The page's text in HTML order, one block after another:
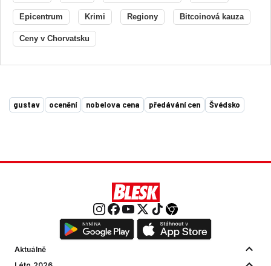
Epicentrum Krimi Regiony Bitcoinová kauza
Ceny v Chorvatsku
gustav ocenění nobelova cena předávání cen Švédsko
Aktuálně